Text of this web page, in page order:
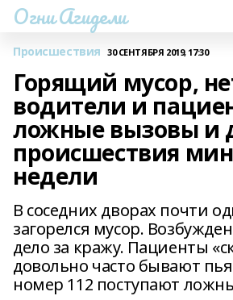
Огни Агидели
Происшествия 30 СЕНТЯБРЯ 2019, 17:30
Горящий мусор,
водители и
ложные вызовы и
происшествия
недели
В соседних дворах почти
загорелся мусор.
дело за кражу. Пациенты
довольно часто бывают
номер 112 поступают